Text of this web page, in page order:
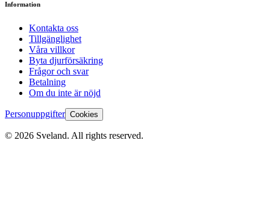
Information
Kontakta oss
Tillgänglighet
Våra villkor
Byta djurförsäkring
Frågor och svar
Betalning
Om du inte är nöjd
Personuppgifter Cookies
© 2026 Sveland. All rights reserved.